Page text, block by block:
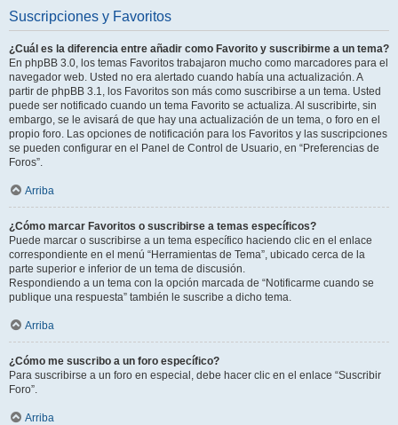
Suscripciones y Favoritos
¿Cuál es la diferencia entre añadir como Favorito y suscribirme a un tema?
En phpBB 3.0, los temas Favoritos trabajaron mucho como marcadores para el
navegador web. Usted no era alertado cuando había una actualización. A
partir de phpBB 3.1, los Favoritos son más como suscribirse a un tema. Usted
puede ser notificado cuando un tema Favorito se actualiza. Al suscribirte, sin
embargo, se le avisará de que hay una actualización de un tema, o foro en el
propio foro. Las opciones de notificación para los Favoritos y las suscripciones
se pueden configurar en el Panel de Control de Usuario, en “Preferencias de
Foros”.
Arriba
¿Cómo marcar Favoritos o suscribirse a temas específicos?
Puede marcar o suscribirse a un tema específico haciendo clic en el enlace
correspondiente en el menú “Herramientas de Tema”, ubicado cerca de la
parte superior e inferior de un tema de discusión.
Respondiendo a un tema con la opción marcada de “Notificarme cuando se
publique una respuesta” también le suscribe a dicho tema.
Arriba
¿Cómo me suscribo a un foro específico?
Para suscribirse a un foro en especial, debe hacer clic en el enlace “Suscribir
Foro”.
Arriba